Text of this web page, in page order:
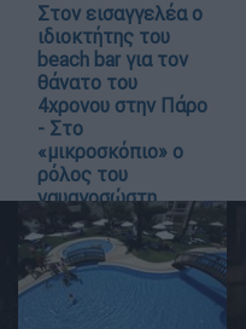
Στον εισαγγελέα ο
ιδιοκτήτης του
beach bar για τον
θάνατο του
4χρονου στην Πάρο
- Στο
«μικροσκόπιο» ο
ρόλος του
ναυαγοσώστη